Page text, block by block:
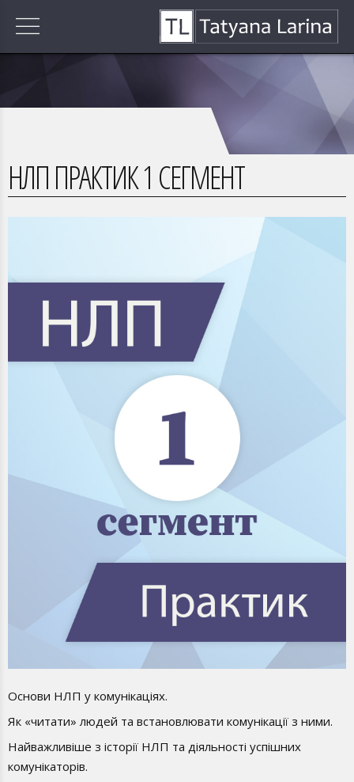
НЛП ПРАКТИК 1 СЕГМЕНТ
Основи НЛП у комунікаціях.
Як «читати» людей та встановлювати комунікації з ними.
Найважливіше з історії НЛП та діяльності успішних
комунікаторів.